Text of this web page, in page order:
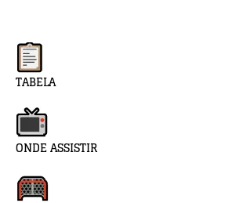
TABELA
ONDE ASSISTIR